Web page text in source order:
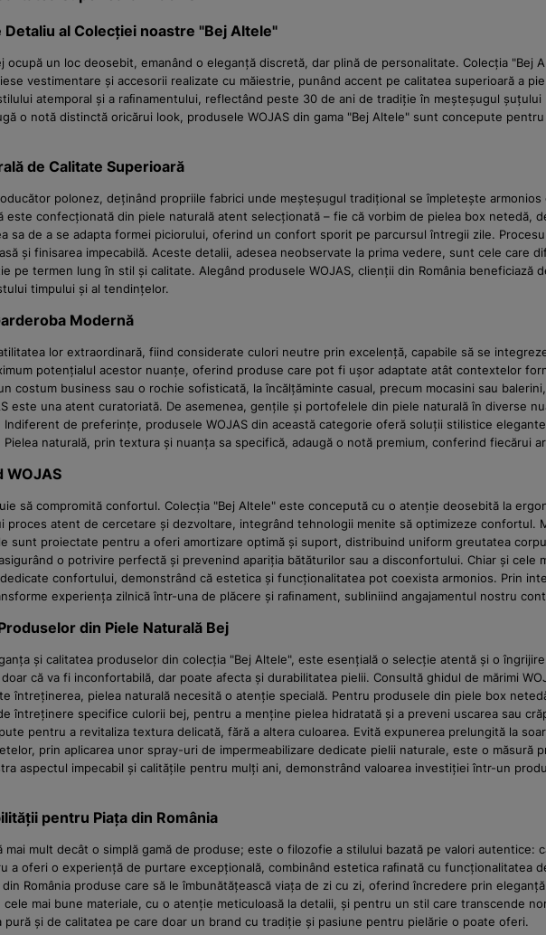
al Colecției noastre "Bej Altele"
un loc deosebit, emanând o eleganță discretă, dar plină de personalitate. Colecția "Bej
vestimentare și accesorii realizate cu măiestrie, punând accent pe calitatea superioară a
atemporal și a raﬁnamentului, reflectând peste 30 de ani de tradiție în meșteșugul
o notă distinctă oricărui look, produsele WOJAS din gama "Bej Altele" sunt concepute
de Calitate Superioară
polonez, deținând propriile fabrici unde meșteșugul tradițional se împletește
este confecționată din piele naturală atent selecționată – fie că vorbim de pielea box netedă,
sa de a se adapta formei piciorului, oferind un confort sporit pe parcursul întregii zile.
și finisarea impecabilă. Aceste detalii, adesea neobservate la prima vedere, sunt cele care
pe termen lung în stil și calitate. Alegând produsele WOJAS, clienții din România beneficiază
timpului și al tendințelor.
Modernă
lor extraordinară, fiind considerate culori neutre prin excelență, capabile să se
potențialul acestor nuanțe, oferind produse care pot fi ușor adaptate atât contextelor
costum business sau o rochie sofisticată, la încălțăminte casual, precum mocasini sau
este una atent curatoriată. De asemenea, gențile și portofelele din piele naturală în diverse
de preferințe, produsele WOJAS din această categorie oferă soluții stilistice
naturală, prin textura și nuanța sa specifică, adaugă o notă premium, conferind fiecărui
WOJAS
să compromită confortul. Colecția "Bej Altele" este concepută cu o atenție deosebită la
atent de cercetare și dezvoltare, integrând tehnologii menite să optimizeze confortul.
sunt proiectate pentru a oferi amortizare optimă și suport, distribuind uniform greutatea
o potrivire perfectă și prevenind apariția bătăturilor sau a disconfortului. Chiar și
confortului, demonstrând că estetica și funcționalitatea pot coexista armonios. Prin
experiența zilnică într-una de plăcere și raﬁnament, subliniind angajamentul nostru
din Piele Naturală Bej
și calitatea produselor din colecția "Bej Altele", este esențială o selecție atentă și o
că va fi inconfortabilă, dar poate afecta și durabilitatea pielii. Consultă ghidul de mărimi
întreținerea, pielea naturală necesită o atenție specială. Pentru produsele din piele box
întreținere specifice culorii bej, pentru a menține pielea hidratată și a preveni uscarea sau
pentru a revitaliza textura delicată, fără a altera culoarea. Evită expunerea prelungită la
prin aplicarea unor spray-uri de impermeabilizare dedicate pielii naturale, este o
aspectul impecabil și calitățile pentru mulți ani, demonstrând valoarea investiției într-un
pentru Piața din România
mai mult decât o simplă gamă de produse; este o filozofie a stilului bazată pe valori
a oferi o experiență de purtare excepțională, combinând estetica raﬁnată cu funcționalitatea
România produse care să le îmbunătățească viața de zi cu zi, oferind încredere prin
mai bune materiale, cu o atenție meticuloasă la detalii, și pentru un stil care transcende
și de calitatea pe care doar un brand cu tradiție și pasiune pentru pielărie o poate oferi.